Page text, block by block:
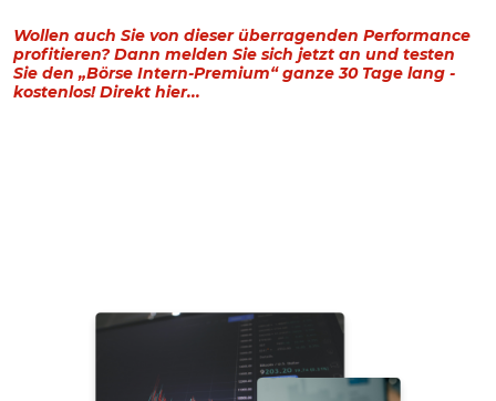
Wollen auch Sie von dieser überragenden Performance
profitieren? Dann melden Sie sich jetzt an und testen
Sie den „Börse Intern-Premium“ ganze 30 Tage lang -
kostenlos! Direkt hier...